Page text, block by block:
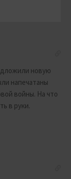
новую
напечатаны
войны. На что
в руки.